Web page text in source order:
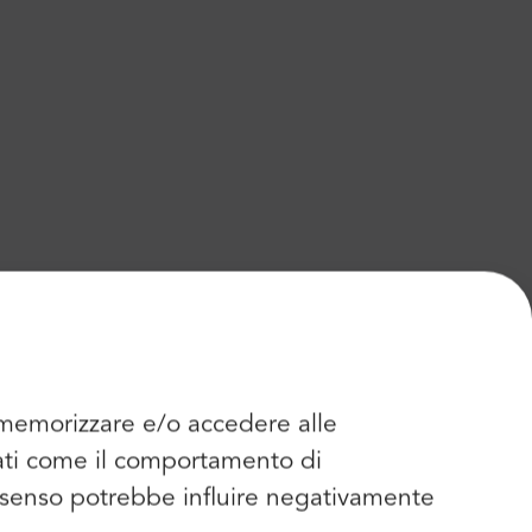
e/o accedere alle
come il comportamento di
potrebbe influire negativamente